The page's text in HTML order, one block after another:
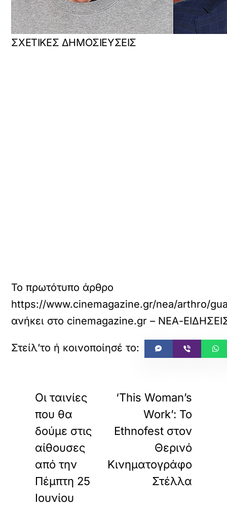
ΣΧΕΤΙΚΕΣ ΔΗΜΟΣΙΕΥΣΕΙΣ
Το πρωτότυπο άρθρο
https://www.cinemagazine.gr/nea/arthro/
ανήκει στο cinemagazine.gr – ΝΕΑ-
Οι ταινίες
που θα
δούμε στις
αίθουσες
από την
Πέμπτη 25
Ιουνίου
‘This Woman’s
Work’: Το
Ethnofest στον
Θερινό
Κινηματογράφο
Στέλλα